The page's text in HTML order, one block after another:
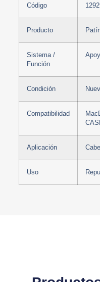
Código
Producto
Sistema /
Función
Condición
Compatibilidad
Aplicación
Uso